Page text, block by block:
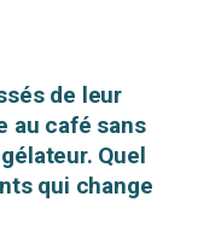
de leur
au café sans
Quel
qui change